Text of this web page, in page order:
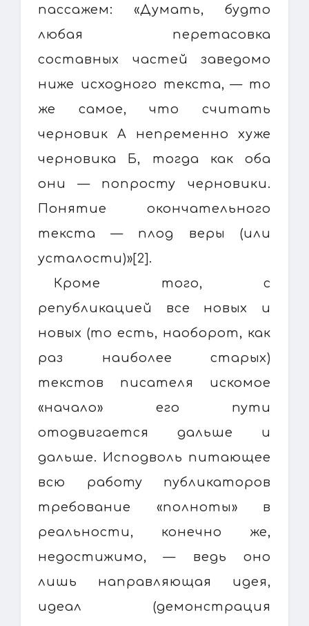
пассажем: «Думать, будто
любая перетасовка
составных частей заведомо
ниже исходного текста, — то
же самое, что считать
черновик А непременно хуже
черновика Б, тогда как оба
они — попросту черновики.
Понятие окончательного
текста — плод веры (или
усталости)»[2].
Кроме того, с
републикацией все новых и
новых (то есть, наоборот, как
раз наиболее старых)
текстов писателя искомое
«начало» его пути
отодвигается дальше и
дальше. Исподволь питающее
всю работу публикаторов
требование «полноты» в
реальности, конечно же,
недостижимо, — ведь оно
лишь направляющая идея,
идеал (демонстрация